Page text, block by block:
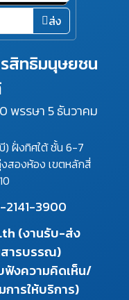
สิทธิมนุษยชน
พรรษา 5 ธันวาคม
) ฝั่งทิศใต้ ชั้น 6-7
สองห้อง เขตหลักสี่
2141-3900
(งานรับ-ส่ง
สารบรรณ)
ฟังความคิดเห็น/
การให้บริการ)
ส่ง